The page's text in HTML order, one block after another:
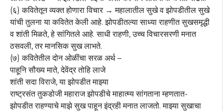
(६) कवितेतून व्यक्त होणारा विचार → महालातील सुखे व झोपडीतील सुखे
यांची तुलना या कवितेत केली आहे. झोपडीतल्या साध्या राहणीत सुखसमृद्धी
व शांती मिळते, हे सांगितले आहे. साधी राहणी, उच्च विचारसरणी मनात
ठसवली, तर मानसिक सुख लाभते.
(७) कवितेतील दोन ओळींचा सरळ अर्थ –
पाहूनि सौख्य माते, देवेंद्र तोहि लाजे
शांती सदा विराजे, या झोपडीत माझ्या
राष्ट्रसंत तुकडोजी महाराज झोपडीचे माहात्म्य सांगताना म्हणतात-
झोपडीत राहण्याचे माझे सुख पाहून इंद्रही मनात लाजतो. माझ्या सुखाचा